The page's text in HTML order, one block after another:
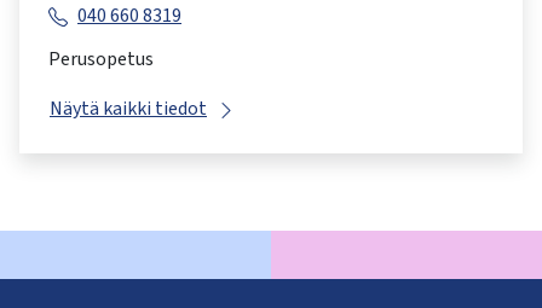
040 660 8319
Perusopetus
Näytä kaikki tiedot